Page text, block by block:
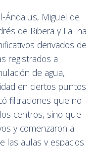
Ándalus, Miguel de
de Ribera y La Ina
derivados de
registrados a
de agua,
en ciertos puntos
filtraciones que no
centros, sino que
y comenzaron a
las aulas y espacios